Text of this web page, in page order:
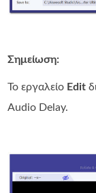
Σημείωση:
Το εργαλείο Edit
Audio Delay.